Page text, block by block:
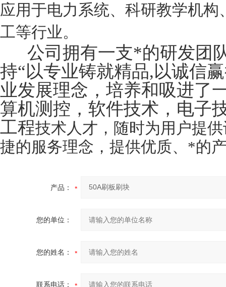
应用于电力系统、科研教学机
工等行业。
公司拥有一支*的研发团
持“以专业铸就精品,以诚信
业发展理念，培养和吸进了
算机测控，软件技术，电子
工程技术人才，随时为用户提
捷的服务理念，提供优质、*的
产品：
您的单位：
您的姓名：
联系电话：